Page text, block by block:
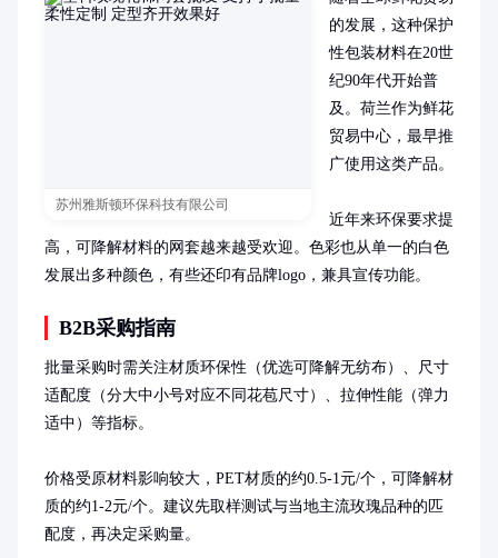
苏州雅斯顿环保科技有限公司
的发展，这种保护
性包装材料在20世
纪90年代开始普
及。荷兰作为鲜花
贸易中心，最早推
广使用这类产品。
近年来环保要求提
高，可降解材料的网套越来越受欢迎。色彩也从单一的白色
发展出多种颜色，有些还印有品牌logo，兼具宣传功能。
B2B采购指南
批量采购时需关注材质环保性（优选可降解无纺布）、尺寸
适配度（分大中小号对应不同花苞尺寸）、拉伸性能（弹力
适中）等指标。
价格受原材料影响较大，PET材质的约0.5-1元/个，可降解材
质的约1-2元/个。建议先取样测试与当地主流玫瑰品种的匹
配度，再决定采购量。